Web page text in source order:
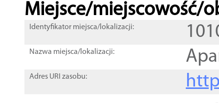
Miejsce/miejscowość/
Identyfikator miejsca/lokalizacji:
Nazwa miejsca/lokalizacji:
Adres URI zasobu: